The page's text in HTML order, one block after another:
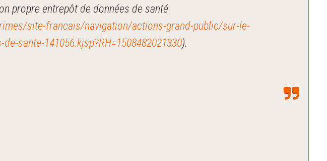
propre entrepôt de données de santé
site-francais/navigation/actions-grand-public/sur-le-
sante-141056.kjsp?RH=1508482021330).